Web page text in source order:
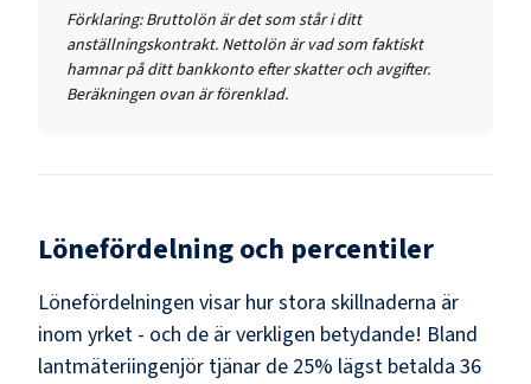
Förklaring: Bruttolön är det som står i ditt
anställningskontrakt. Nettolön är vad som faktiskt
hamnar på ditt bankkonto efter skatter och avgifter.
Beräkningen ovan är förenklad.
Lönefördelning och percentiler
Lönefördelningen visar hur stora skillnaderna är
inom yrket - och de är verkligen betydande! Bland
lantmäteriingenjör tjänar de 25% lägst betalda 36